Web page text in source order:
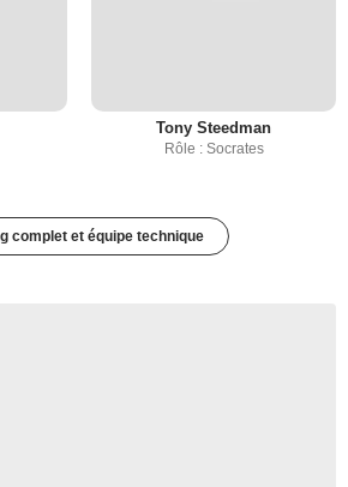
Tony Steedman
Rôle : Socrates
complet et équipe technique